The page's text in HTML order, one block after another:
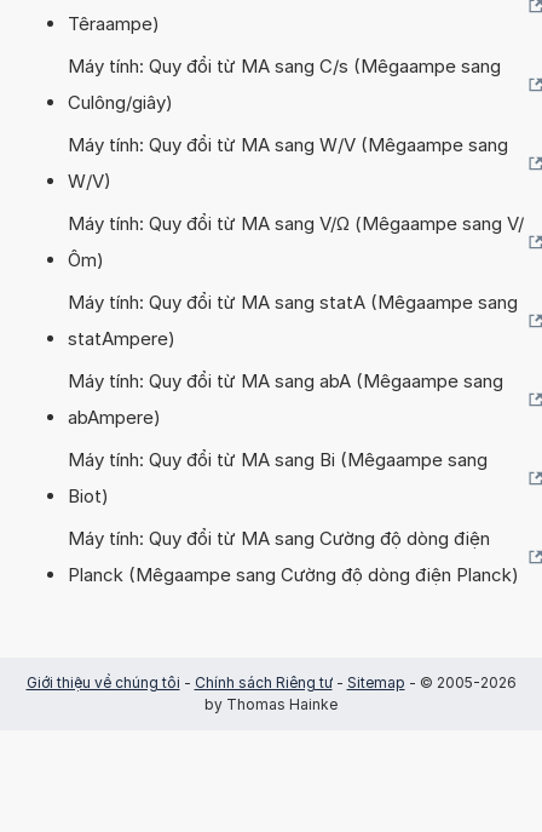
Têraampe)
Máy tính: Quy đổi từ MA sang C/s (Mêgaampe sang
Culông/giây)
Máy tính: Quy đổi từ MA sang W/V (Mêgaampe sang
W/V)
Máy tính: Quy đổi từ MA sang V/Ω (Mêgaampe sang V/
Ôm)
Máy tính: Quy đổi từ MA sang statA (Mêgaampe sang
statAmpere)
Máy tính: Quy đổi từ MA sang abA (Mêgaampe sang
abAmpere)
Máy tính: Quy đổi từ MA sang Bi (Mêgaampe sang
Biot)
Máy tính: Quy đổi từ MA sang Cường độ dòng điện
Planck (Mêgaampe sang Cường độ dòng điện Planck)
Giới thiệu về chúng tôi - Chính sách Riêng tư- Sitemap - © 2005-2026
by Thomas Hainke